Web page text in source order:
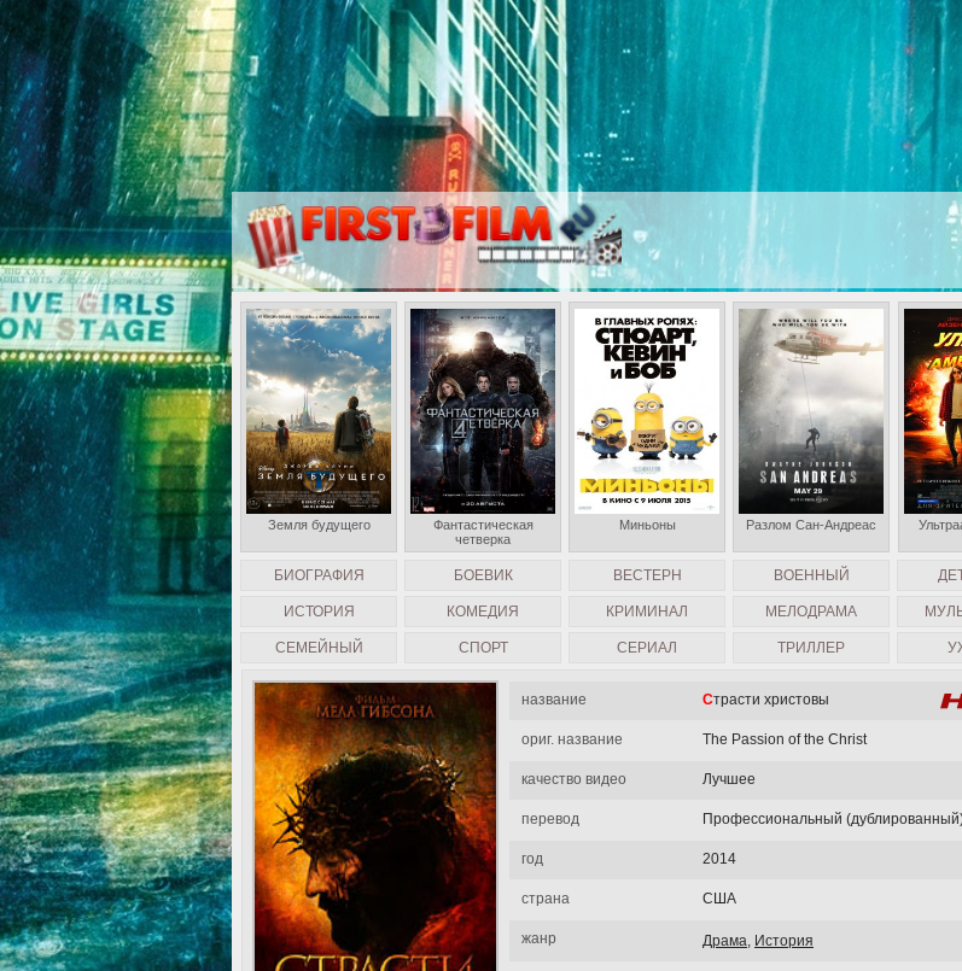
название Страсти христовы
ориг. название The Passion of the Christ
качество видео Лучшее
перевод Профессиональный
год 2014
страна США
жанр Драма, История
БИОГРАФИЯ БОЕВИК ВЕСТЕРН ВОЕННЫЙ
ИСТОРИЯ КОМЕДИЯ КРИМИНАЛ МЕЛОДРАМА
СЕМЕЙНЫЙ СПОРТ СЕРИАЛ ТРИЛЛЕР
Земля будущего
Фантастическая
четверка
Миньоны Разлом Сан-Андреас